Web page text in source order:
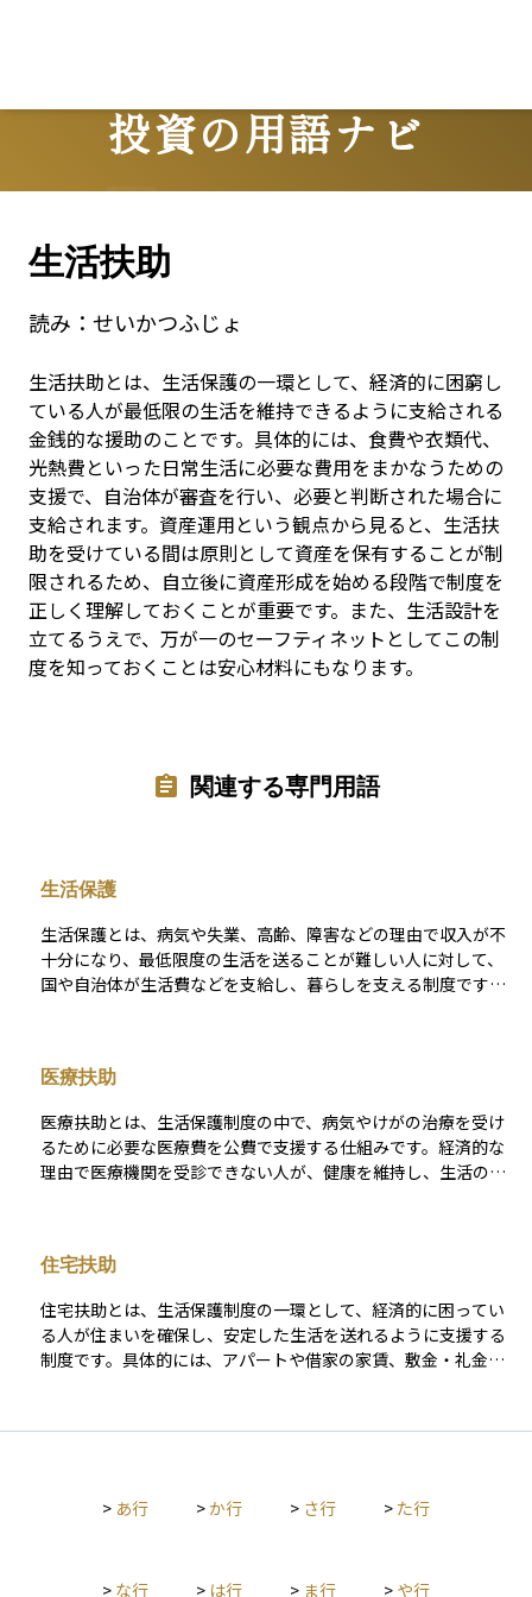
投資の用語ナビ
Terms
生活扶助
読み： せいかつふじょ
生活扶助とは、生活保護の一環として、経済的に困窮し
ている人が最低限の生活を維持できるように支給される
金銭的な援助のことです。具体的には、食費や衣類代、
光熱費といった日常生活に必要な費用をまかなうための
支援で、自治体が審査を行い、必要と判断された場合に
支給されます。資産運用という観点から見ると、生活扶
助を受けている間は原則として資産を保有することが制
限されるため、自立後に資産形成を始める段階で制度を
正しく理解しておくことが重要です。また、生活設計を
立てるうえで、万が一のセーフティネットとしてこの制
度を知っておくことは安心材料にもなります。
関連する専門用語
生活保護
生活保護とは、病気や失業、高齢、障害などの理由で収入が不
十分になり、最低限度の生活を送ることが難しい人に対して、
国や自治体が生活費などを支給し、暮らしを支える制度です。
扶助」、医療費を支給する「医療扶助」、住まいの維持に必要
な「住宅扶助」など、複数の扶助があり、個々の状況に応じて
支給されます。また、原則として資産や働く能力がある場合
は、まずそれを活用することが求められますが、それでも生活
が成り立たないと判断された場合に支給されます。 生活保護を
しています。
医療扶助
医療扶助とは、生活保護制度の中で、病気やけがの治療を受け
るために必要な医療費を公費で支援する仕組みです。経済的な
理由で医療機関を受診できない人が、健康を維持し、生活の安
らは、医療費の急な支出を回避できる制度として、経済的な負
担を軽減し、将来の資産形成を妨げないようにするための重要
なセーフティネットのひとつです。
住宅扶助
住宅扶助とは、生活保護制度の一環として、経済的に困ってい
る人が住まいを確保し、安定した生活を送れるように支援する
制度です。具体的には、アパートや借家の家賃、敷金・礼金と
ては、生活の再建に欠かせない支えとなる制度です。資産運用
いう利点があります。生活の土台である「住まい」を支える重
> あ行 >か行 > さ行 > た行
> な行 > は行 > ま行 > や行